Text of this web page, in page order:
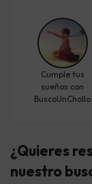
Cumple tus
sueños con
BuscoUnChollo
¿Quieres
nuestro